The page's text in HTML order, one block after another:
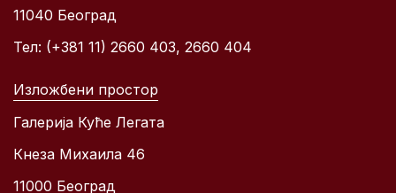
11040 Београд
Тел: (+381 11) 2660 403, 2660 404
Изложбени простор
Галерија Куће Легата
Кнеза Михаила 46
11000 Београд